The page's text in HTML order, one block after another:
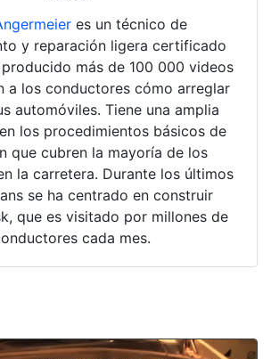
es un técnico de
y reparación ligera certificado
más de 100 000 videos
a los conductores cómo arreglar
automóviles. Tiene una amplia
los procedimientos básicos de
que cubren la mayoría de los
la carretera. Durante los últimos
se ha centrado en construir
que es visitado por millones de
cada mes.